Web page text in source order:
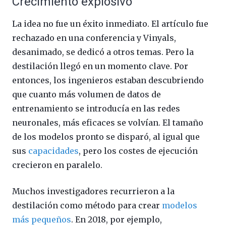
La idea no fue un éxito inmediato. El artículo fue
rechazado en una conferencia y Vinyals,
desanimado, se dedicó a otros temas. Pero la
destilación llegó en un momento clave. Por
entonces, los ingenieros estaban descubriendo
que cuanto más volumen de datos de
entrenamiento se introducía en las redes
neuronales, más eficaces se volvían. El tamaño
de los modelos pronto se disparó, al igual que
sus capacidades, pero los costes de ejecución
crecieron en paralelo.
Muchos investigadores recurrieron a la
destilación como método para crear modelos
más pequeños. En 2018, por ejemplo,